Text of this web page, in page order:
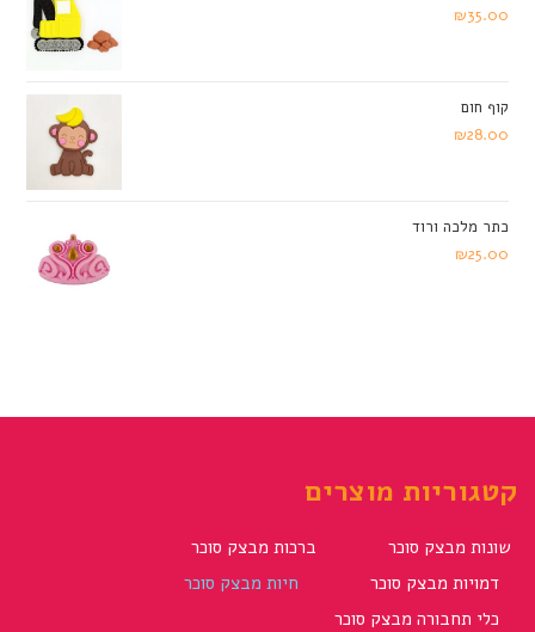
₪35.00
קוף חום
₪28.00
כתר מלכה ורוד
₪25.00
קטגוריות מוצרים
שונות מבצק סוכר
ברכות מבצק סוכר
דמויות מבצק סוכר
חיות מבצק סוכר
כלי תחבורה מבצק סוכר